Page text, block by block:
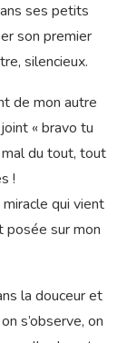
je le sens,
!
besoin de
coup, la tête,
ses petits
son premier
silencieux.
de mon autre
« bravo tu
!
qui vient